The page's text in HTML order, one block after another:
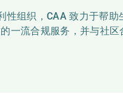
性组织，CAA 致力于帮助
一流合规服务，并与社区